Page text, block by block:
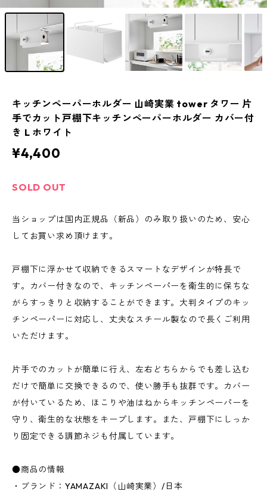
キッチンペーパーホルダー 山崎実業 tower タワー 片
手でカット戸棚下キッチンペーパーホルダー カバー付
き L ホワイト
¥4,400
SOLD OUT
当ショップは国内正規品（新品）のみ取り扱いのため、安心
してお買い求め頂けます。
戸棚下に浮かせて収納できるスマートなデザインが特長で
す。カバー付きなので、キッチンペーパーを衛生的に保ちな
がらすっきりと収納することができます。大判タイプのキッ
チンペーパーに対応し、丈夫なスチール製なので長くご利用
いただけます。
片手でのカットが簡単に行え、左右どちらからでも差し込む
だけで簡単に交換できるので、使い勝手も抜群です。カバー
が付いているため、ほこりや油はねからキッチンペーパーを
守り、衛生的な状態をキープします。また、戸棚下にしっか
り固定できる調節ネジも付属しています。
●商品の情報
・ブランド：YAMAZAKI（山崎実業）/日本